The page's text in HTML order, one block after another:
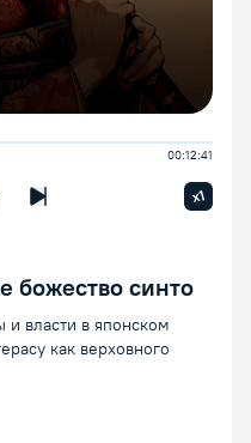
00:12:41
лекция
Следующая лекция
x1
божество синто
власти в японском
как верховного